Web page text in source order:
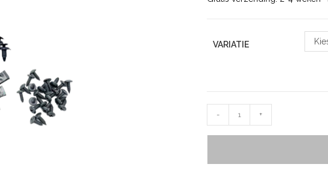
VARIATIE
- +